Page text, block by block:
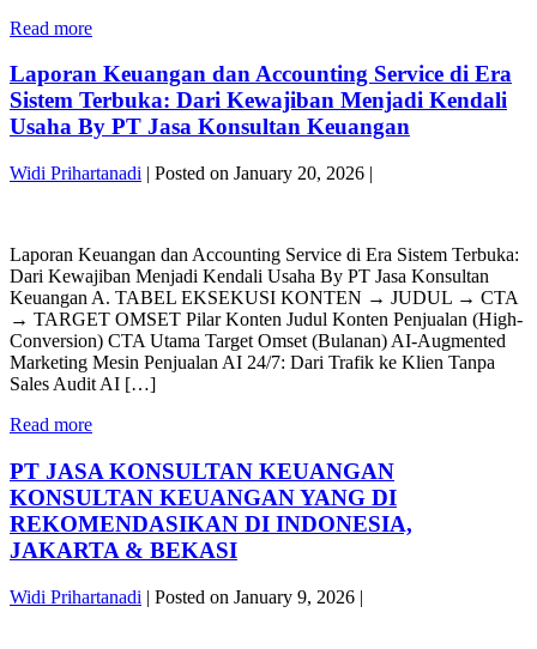
AI–
Industri
7.0
v2By
Jasa
Read moreMASTER
NILAI
—
Lapindo
REE
Grup
Blockchain
x
Industri
7.0
v2By
PT
Jasa
Keuangan
Laporan Keuangan dan Accounting Service di Era
Sistem Terbuka: Dari Kewajiban Menjadi Kendali
Usaha By PT Jasa Konsultan Keuangan
Widi Prihartanadi | Posted on January 20, 2026 |
dan
Accounting
Service
di
Era
Sistem
Terbuka:
Kewajiban
Kendali
Usaha
By
PT
Jasa
Keuangan
Laporan Keuangan dan Accounting Service di Era Sistem Terbuka:
Dari Kewajiban Menjadi Kendali Usaha By PT Jasa Konsultan
Keuangan A. TABEL EKSEKUSI KONTEN → JUDUL → CTA
→ TARGET OMSET Pilar Konten Judul Konten Penjualan (High-
Conversion) CTA Utama Target Omset (Bulanan) AI-Augmented
Marketing Mesin Penjualan AI 24/7: Dari Trafik ke Klien Tanpa
Sales Audit AI […]
Read moreLaporan
dan
Accounting
Service
di
Era
Terbuka:
PT JASA KONSULTAN KEUANGAN
KONSULTAN KEUANGAN YANG DI
REKOMENDASIKAN DI INDONESIA,
JAKARTA & BEKASI
Widi Prihartanadi | Posted on January 9, 2026 |